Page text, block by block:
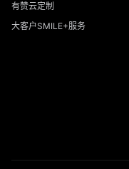
有赞云定制
大客户SMILE+服务